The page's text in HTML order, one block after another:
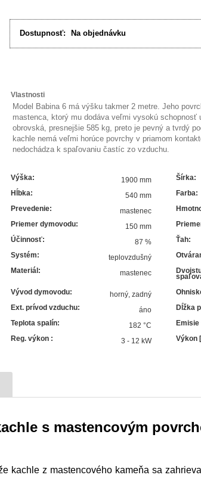
Dostupnosť: Na objednávku
Vlastnosti
Model Babina 6 má výšku takmer 2 metre. Jeho
mastenca, ktorý mu dodáva veľmi vysokú schopnosť
obrovská, presnejšie 585 kg, preto je pevný a tvrdý
kachle nemá veľmi horúce povrchy v priamom
nedochádza k spaľovaniu častíc zo vzduchu.
Výška: 1900 mm Šírka:
Hĺbka: 540 mm Farba:
Prevedenie: mastenec
Priemer dymovodu: 150 mm
Účinnosť: 87% Ťah:
Systém: teplovzdušný
Materiál : mastenec
Vývod dymovodu: horný, zadný
Ext. prívod vzduchu: áno Dĺžka
Teplota spalín: 182°C Emisie
Reg. výkon : 3 - 12 kW Výkon
s mastencovým
kachle z mastencového kameňa sa